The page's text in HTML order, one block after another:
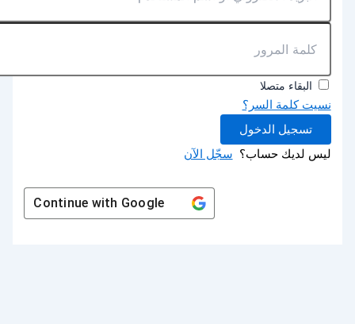
البقاء متصلا
نسيت كلمة السر؟
تسجيل الدخول
ليس لديك حساب؟ سجّل الآن
Continue withGoogle